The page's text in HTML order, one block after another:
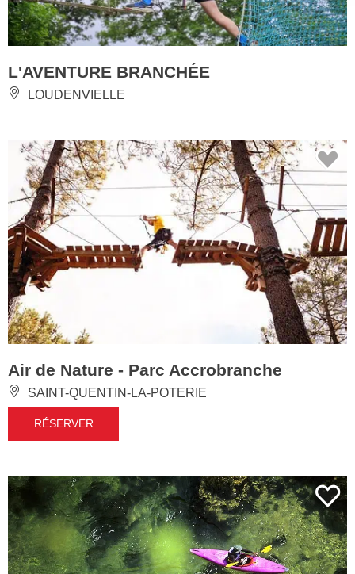
L'AVENTURE BRANCHÉE
LOUDENVIELLE
Air de Nature - Parc Accrobranche
SAINT-QUENTIN-LA-POTERIE
RÉSERVER